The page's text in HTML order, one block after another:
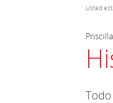
Usted